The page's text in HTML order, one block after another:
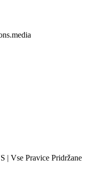
| Vse Pravice Pridržane